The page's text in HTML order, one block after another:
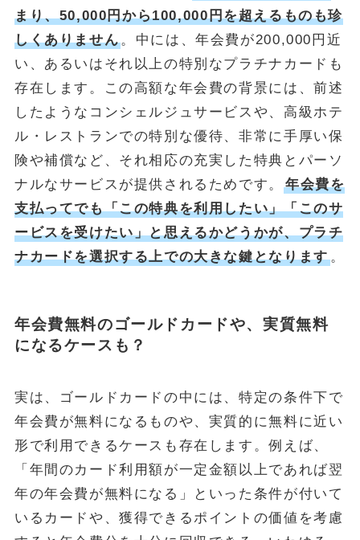
まり、50,000円から100,000円を超えるものも珍
しくありません。中には、年会費が200,000円近
い、あるいはそれ以上の特別なプラチナカードも
存在します。この高額な年会費の背景には、前述
したようなコンシェルジュサービスや、高級ホテ
ル・レストランでの特別な優待、非常に手厚い保
険や補償など、それ相応の充実した特典とパーソ
ナルなサービスが提供されるためです。
年会費を
支払ってでも「この特典を利用したい」「このサ
ービスを受けたい」と思えるかどうかが、プラチ
ナカードを選択する上での大きな鍵となります。
年会費無料のゴールドカードや、実質無料
になるケースも？
実は、ゴールドカードの中には、特定の条件下で
年会費が無料になるものや、実質的に無料に近い
形で利用できるケースも存在します。例えば、
「年間のカード利用額が一定金額以上であれば翌
年の年会費が無料になる」といった条件が付いて
いるカードや、獲得できるポイントの価値を考慮